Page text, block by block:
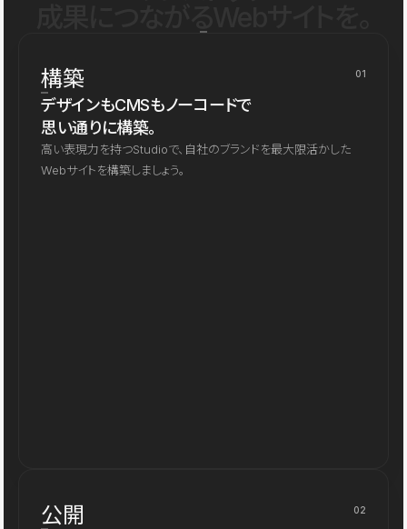
構築 01
デザインもCMSもノーコードで
思い通りに構築。
高い表現力を持つStudioで、自社のブランドを最大限活かした
Webサイトを構築しましょう。
公開 02